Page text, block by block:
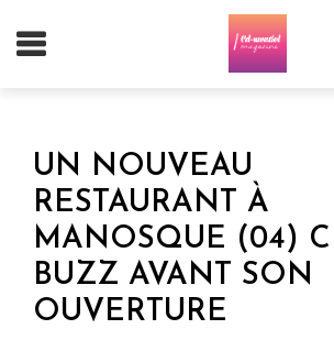
UN NOUVEAU
RESTAURANT À
MANOSQUE (04)
BUZZ AVANT SON
OUVERTURE